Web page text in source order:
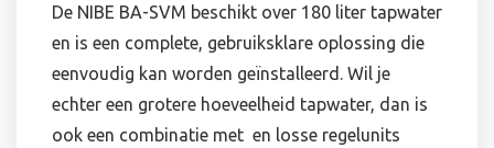
De NIBE BA-SVM beschikt over 180 liter tapwater
en is een complete, gebruiksklare oplossing die
eenvoudig kan worden geïnstalleerd. Wil je
echter een grotere hoeveelheid tapwater, dan is
ook een combinatie met en losse regelunits